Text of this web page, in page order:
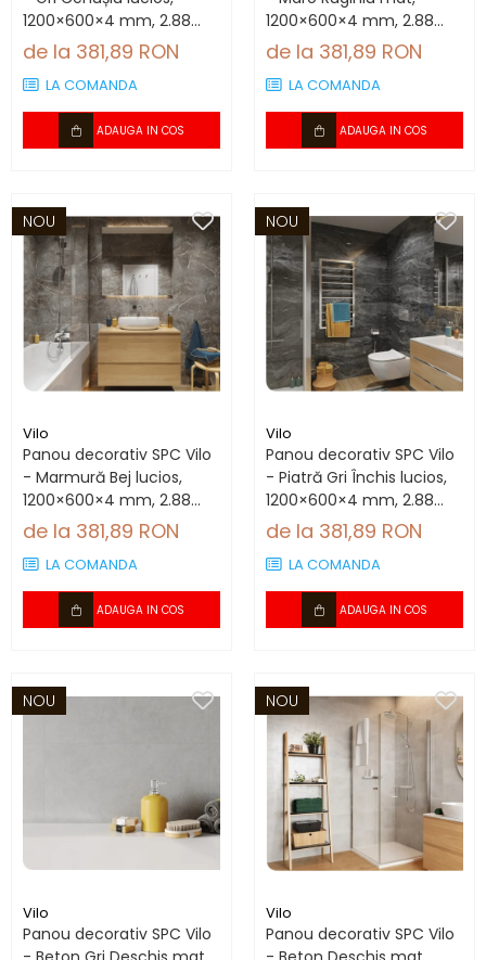
1200×600×4 mm, 2.88
mp/cutie (4 panouri)
de la 381,89 RON
LA COMANDA
ADAUGA IN COS
1200×600×4 mm, 2.88
mp/cutie (4 panouri)
de la 381,89 RON
LA COMANDA
ADAUGA IN COS
NOU
Vilo
Panou decorativ SPC Vilo
- Marmură Bej lucios,
1200×600×4 mm, 2.88
mp/cutie (4 panouri)
de la 381,89 RON
LA COMANDA
ADAUGA IN COS
NOU
Vilo
Panou decorativ SPC Vilo
- Piatră Gri Închis lucios,
1200×600×4 mm, 2.88
mp/cutie (4 panouri)
de la 381,89 RON
LA COMANDA
ADAUGA IN COS
NOU
Vilo
Panou decorativ SPC Vilo
NOU
Vilo
Panou decorativ SPC Vilo